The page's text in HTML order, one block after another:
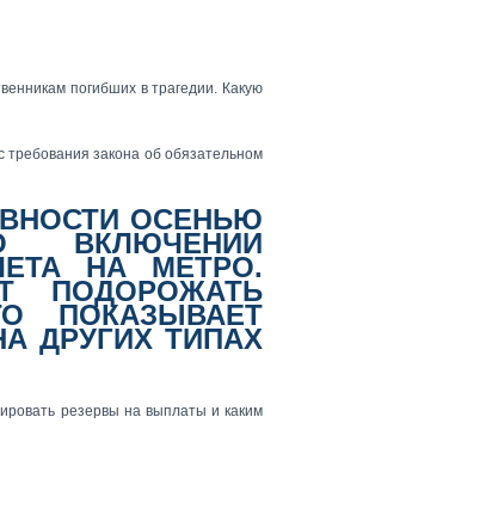
погибших в трагедии. Какую
закона об обязательном
ОСЕНЬЮ
ВКЛЮЧЕНИИ
НА МЕТРО.
ПОДОРОЖАТЬ
ДРУГИХ ТИПАХ
резервы на выплаты и каким